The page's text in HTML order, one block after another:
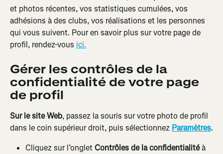
et photos récentes, vos statistiques cumulées, vos
adhésions à des clubs, vos réalisations et les personnes
qui vous suivent. Pour en savoir plus sur votre page de
profil, rendez-vous ici.
Gérer les contrôles de la
confidentialité de votre page
de profil
Sur le site Web, passez la souris sur votre photo de profil
dans le coin supérieur droit, puis sélectionnez Paramètres.
Cliquez sur l’onglet Contrôles de la confidentialité à